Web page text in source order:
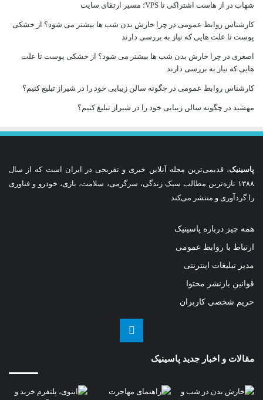
شهاب در از هاست اشتراکی تا VPS؛ مسیر ارتقای سایت
کارشناس روابط عمومی در چرا خارش بدن شب ها بیشتر می شود؟ از خشکی
پوست تا علت هایی که نیاز به بررسی دارند
اصغری در چرا خارش بدن شب ها بیشتر می شود؟ از خشکی پوست تا علت
هایی که نیاز به بررسی دارند
کارشناس روابط عمومی در چگونه سالن زیبایی خود را در شیراز تبلیغ کنیم؟
مهشید در چگونه سالن زیبایی خود را در شیراز تبلیغ کنیم؟
پاسینیک، قدیمی‌ترین مجله آنلاین خبری و تفریحی در ایران است که از سال
۱۳۸۸ تازه‌ترین مطالب سبک زندگی، سرگرمی، سلامت، بازی، خودرو و فناوری
را گردآوری و منتشر می‌کند.
همه چیز درباره پاسینیک
ارتباط با روابط عمومی
مدیر تبلیغات اینترنتی
قوانین بازنشر محتوا
حریم شخصی کاربران
مقالات و اخبار جدید پاسینیک